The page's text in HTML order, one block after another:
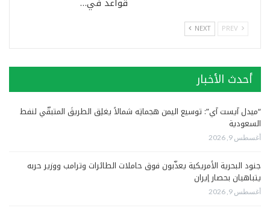
NEXT
أحدث الأخبار
“ميدل آيست آي”: توسيع اليمن هجماتِه شمالاً يغلِق الطريقَ المتبقّي لنفط
السعودية
أغسطس 9, 2026
جنود البحرية الأمريكية يعذّبون فوق حاملات الطائرات وترامب ووزير حربه
يتباهيان بحصار إيران
أغسطس 9, 2026